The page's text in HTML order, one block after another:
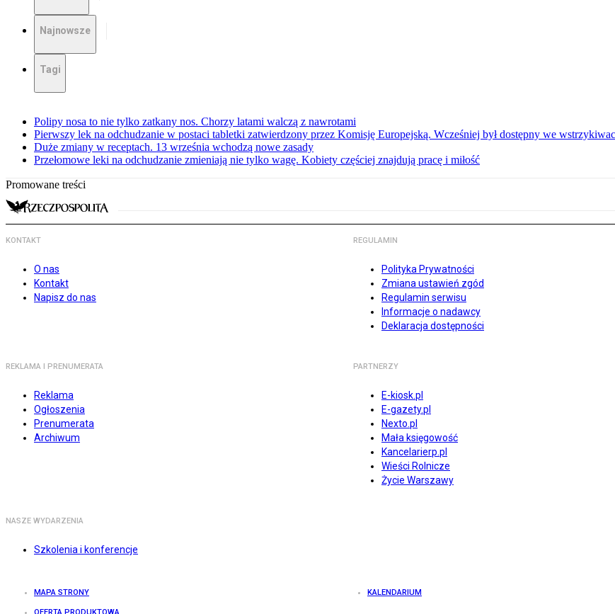
Najnowsze
Tagi
Polipy nosa to nie tylko zatkany nos. Chorzy latami walczą z nawrotami
Pierwszy lek na odchudzanie w postaci tabletki zatwierdzony przez Komisję Europejską. Wcześniej był dostępny we
Duże zmiany w receptach. 13 września wchodzą nowe zasady
Przełomowe leki na odchudzanie zmieniają nie tylko wagę. Kobiety częściej znajdują pracę i miłość
Promowane treści
KONTAKT
O nas
Kontakt
Napisz do nas
REGULAMIN
Polityka Prywatności
Zmiana ustawień zgód
Regulamin serwisu
Informacje o nadawcy
Deklaracja dostępności
REKLAMA I PRENUMERATA
Reklama
Ogłoszenia
Prenumerata
Archiwum
PARTNERZY
E-kiosk.pl
E-gazety.pl
Nexto.pl
Mała księgowość
Kancelarierp.pl
Wieści Rolnicze
Życie Warszawy
NASZE WYDARZENIA
Szkolenia i konferencje
MAPA STRONY KALENDARIUM